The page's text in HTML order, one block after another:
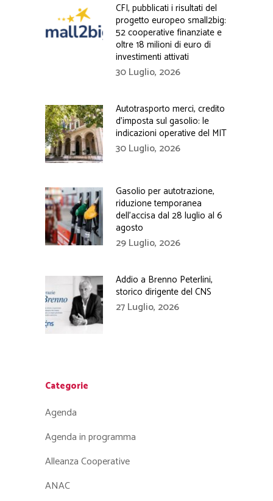
CFI, pubblicati i risultati del
progetto europeo small2big:
52 cooperative finanziate e
oltre 18 milioni di euro di
investimenti attivati
30 Luglio, 2026
Autotrasporto merci, credito
d’imposta sul gasolio: le
indicazioni operative del MIT
30 Luglio, 2026
Gasolio per autotrazione,
riduzione temporanea
dell’accisa dal 28 luglio al 6
agosto
29 Luglio, 2026
Addio a Brenno Peterlini,
storico dirigente del CNS
27 Luglio, 2026
Categorie
Agenda
Agenda in programma
Alleanza Cooperative
ANAC